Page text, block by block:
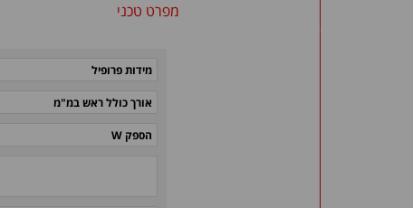
מפרט טכני
מידות פרופיל
אורך כולל ראש במ"מ
הספק W